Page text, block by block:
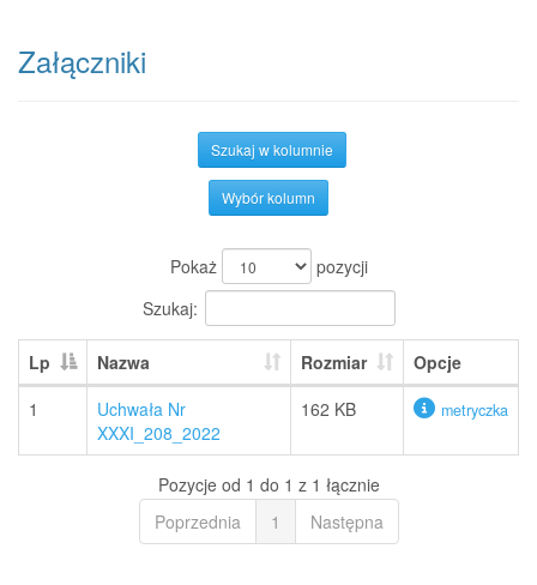
Załączniki
Szukaj w kolumnie
Wybór kolumn
Pokaż
pozycji
Szukaj:
Lp Nazwa Rozmiar
Opcje
1
Uchwała Nr
XXXI_208_2022
162 KB metryczka
Pozycje od 1 do 1 z 1 łącznie
Poprzednia
1 Następna